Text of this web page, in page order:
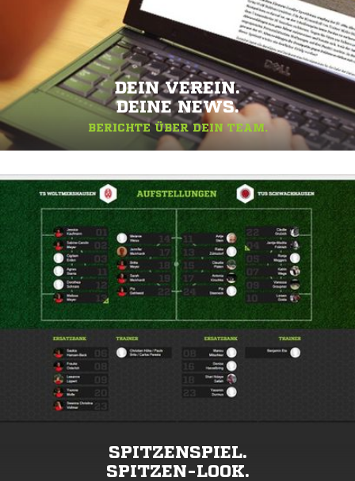
DEIN VEREIN.
DEINE NEWS.
BERICHTE ÜBER DEIN TEAM.
SPITZENSPIEL.
SPITZEN-LOOK.